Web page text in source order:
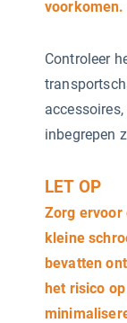
voorkomen.
Controleer
inbegrepen
LET OP
Zorg ervoor
kleine
bevatten
het risico